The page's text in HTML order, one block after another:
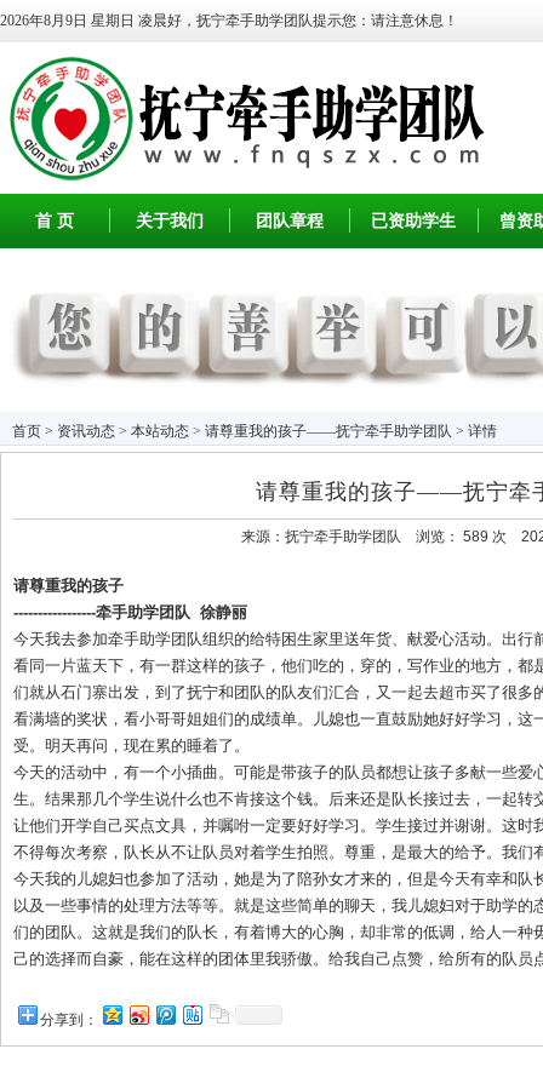
2026年8月9日 星期日 凌晨好，抚宁牵手助学团队提示您：请注意休息！
首 页 关于我们 团队章程 已资助学生 曾资
首页 > 资讯动态 > 本站动态 > 请尊重我的孩子——抚宁牵手助学团队 > 详情
请尊重我的孩子——抚宁牵
来源：抚宁牵手助学团队 浏览：589 次
请尊重我的孩子
-----------------牵手助学团队 徐静丽
今天我去参加牵手助学团队组织的给特困生家里送年货、献爱心活动。出
看同一片蓝天下，有一群这样的孩子，他们吃的，穿的，写作业的地方，
们就从石门寨出发，到了抚宁和团队的队友们汇合，又一起去超市买了很
看满墙的奖状，看小哥哥姐姐们的成绩单。儿媳也一直鼓励她好好学习，
受。明天再问，现在累的睡着了。
今天的活动中，有一个小插曲。可能是带孩子的队员都想让孩子多献一些
生。结果那几个学生说什么也不肯接这个钱。后来还是队长接过去，一起
让他们开学自己买点文具，并嘱咐一定要好好学习。学生接过并谢谢。这
不得每次考察，队长从不让队员对着学生拍照。尊重，是最大的给予。我
今天我的儿媳妇也参加了活动，她是为了陪孙女才来的，但是今天有幸和
以及一些事情的处理方法等等。就是这些简单的聊天，我儿媳妇对于助学
们的团队。这就是我们的队长，有着博大的心胸，却非常的低调，给人一
己的选择而自豪，能在这样的团体里我骄傲。给我自己点赞，给所有的队员
分享到：